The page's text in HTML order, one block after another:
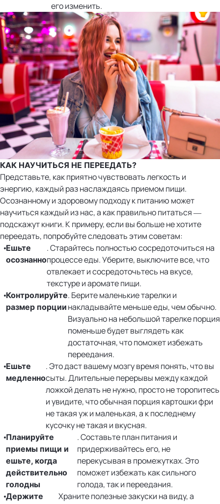
его изменить.
КАК НАУЧИТЬСЯ НЕ ПЕРЕЕДАТЬ?
Представьте, как приятно чувствовать легкость и
энергию, каждый раз наслаждаясь приемом пищи.
Осознанному и здоровому подходу к питанию может
научиться каждый из нас, а как правильно питаться —
подскажут книги. К примеру, если вы больше не хотите
переедать, попробуйте следовать этим советам:
Ешьте
осознанно
. Старайтесь полностью сосредоточиться на
процессе еды. Уберите, выключите все, что
отвлекает и сосредоточьтесь на вкусе,
текстуре и аромате пищи.
Контролируйте
размер порции
. Берите маленькие тарелки и
накладывайте меньше еды, чем обычно.
Визуально на небольшой тарелке порция
поменьше будет выглядеть как
достаточная, что поможет избежать
переедания.
Ешьте
медленно
. Это даст вашему мозгу время понять, что вы
сыты. Длительные перерывы между каждой
ложкой делать не нужно, просто не торопитесь
и увидите, что обычная порция картошки фри
не такая уж и маленькая, а к последнему
кусочку не такая и вкусная.
Планируйте
приемы пищи и
ешьте, когда
действительно
голодны
. Составьте план питания и
придерживайтесь его, не
перекусывая в промежутках. Это
поможет избежать как сильного
голода, так и переедания.
Держите
Храните полезные закуски на виду, а